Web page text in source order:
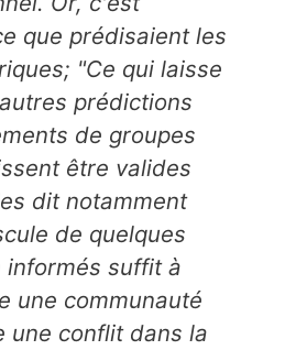
que prédisaient les
"Ce qui laisse
prédictions
de groupes
être valides
dit notamment
de quelques
suffit à
une communauté
une conflit dans la